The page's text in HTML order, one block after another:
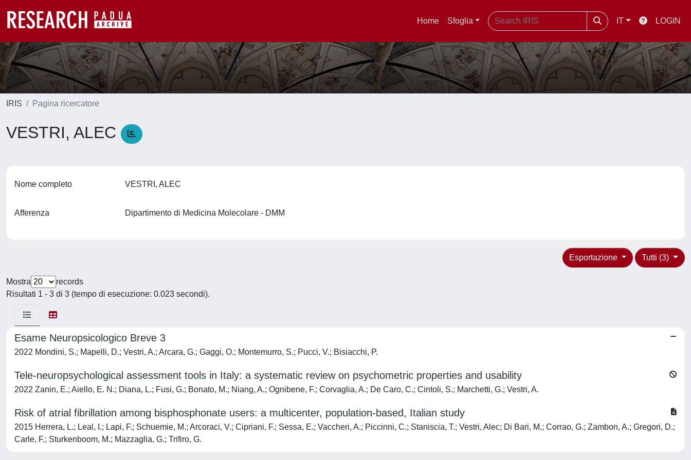
Home Sfoglia IT LOGIN
IRIS Pagina ricercatore
VESTRI, ALEC
Nome completo VESTRI, ALEC
Afferenza Dipartimento di Medicina Molecolare - DMM
Tutti (3)
Esportazione
Mostra
records
Risultati 1 - 3 di 3 (tempo di esecuzione: 0.023 secondi).
Esame Neuropsicologico Breve 3
2022 Mondini, S.; Mapelli, D.; Vestri, A.; Arcara, G.; Gaggi, O.; Montemurro, S.; Pucci, V.; Bisiacchi, P.
Tele-neuropsychological assessment tools in Italy: a systematic review on psychometric properties and usability
2022 Zanin, E.; Aiello, E. N.; Diana, L.; Fusi, G.; Bonato, M.; Niang, A.; Ognibene, F.; Corvaglia, A.; De Caro, C.; Cintoli, S.; Marchetti, G.; Vestri, A.
Risk of atrial fibrillation among bisphosphonate users: a multicenter, population-based, Italian study
2015 Herrera, L.; Leal, I.; Lapi, F.; Schuemie, M.; Arcoraci, V.; Cipriani, F.; Sessa, E.; Vaccheri, A.; Piccinni, C.; Staniscia, T.; Vestri, Alec; Di Bari, M.; Corrao, G.; Zambon, A.; Gregori, D.;
Carle, F.; Sturkenboom, M.; Mazzaglia, G.; Trifiro, G.